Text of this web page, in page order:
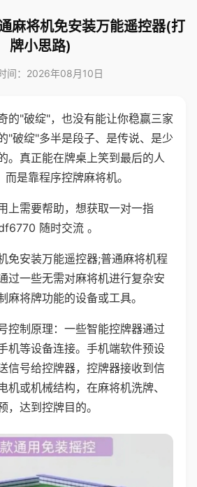
麻将机免安装万能遥控器(打
牌小思路)
间：2026年08月10日
的"破绽"，也没有能让你稳赢三家
"破绽"多半是段子、是传说、是少
。真正能在牌桌上笑到最后的人
是靠程序控牌麻将机。
上需要帮助，想获取一对一指
随时交流 。
免安装万能遥控器;普通麻将机程
过一些无需对麻将机进行复杂安
麻将牌功能的设备或工具。
控制原理：一些智能控牌器通过
机等设备连接。手机端软件预设
信号给控牌器，控牌器接收到信
机或机械结构，在麻将机洗牌、
，达到控牌目的。